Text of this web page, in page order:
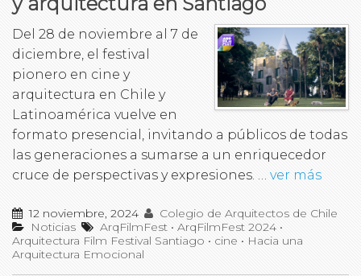
Del 28 de noviembre al 7 de
diciembre, el festival
pionero en cine y
arquitectura en Chile y
Latinoamérica vuelve en
formato presencial, invitando a públicos de todas
las generaciones a sumarse a un enriquecedor
cruce de perspectivas y expresiones. … ver más
12 noviembre, 2024
Colegio de Arquitectos de Chile
Noticias
ArqFilmFest •ArqFilmFest 2024 •
Arquitectura Film Festival Santiago • cine • Hacia una
Arquitectura Emocional